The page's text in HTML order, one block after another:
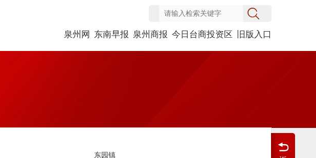
泉州网 东南早报 泉州商报 今日台商投资区 旧版入口
东园镇